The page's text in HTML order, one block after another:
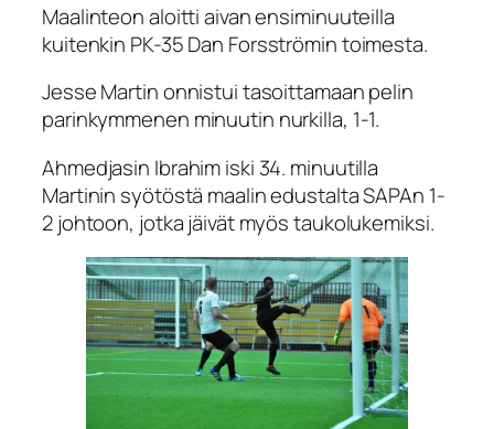
Maalinteon aloitti aivan ensiminuuteilla
kuitenkin PK-35 Dan Forsströmin toimesta.
Jesse Martin onnistui tasoittamaan pelin
parinkymmenen minuutin nurkilla, 1-1.
Ahmedjasin Ibrahim iski 34. minuutilla
Martinin syötöstä maalin edustalta SAPAn 1-
2 johtoon, jotka jäivät myös taukolukemiksi.